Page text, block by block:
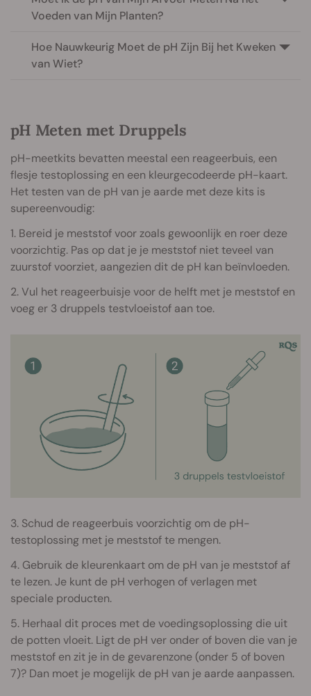
Voeden van Mijn Planten?
Hoe Nauwkeurig Moet de pH Zijn Bij het Kweken
van Wiet?
pH Meten met Druppels
pH-meetkits bevatten meestal een reageerbuis, een
flesje testoplossing en een kleurgecodeerde pH-kaart.
Het testen van de pH van je aarde met deze kits is
supereenvoudig:
1. Bereid je meststof voor zoals gewoonlijk en roer deze
voorzichtig. Pas op dat je je meststof niet teveel van
zuurstof voorziet, aangezien dit de pH kan beïnvloeden.
2. Vul het reageerbuisje voor de helft met je meststof en
voeg er 3 druppels testvloeistof aan toe.
3. Schud de reageerbuis voorzichtig om de pH-
testoplossing met je meststof te mengen.
4. Gebruik de kleurenkaart om de pH van je meststof af
te lezen. Je kunt de pH verhogen of verlagen met
speciale producten.
5. Herhaal dit proces met de voedingsoplossing die uit
de potten vloeit. Ligt de pH ver onder of boven die van je
meststof en zit je in de gevarenzone (onder 5 of boven
7)? Dan moet je mogelijk de pH van je aarde aanpassen.